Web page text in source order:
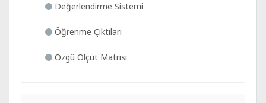
Değerlendirme Sistemi
Öğrenme Çıktıları
Özgü Ölçüt Matrisi